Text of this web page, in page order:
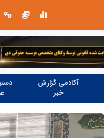
آکادمی گزارش
خبر